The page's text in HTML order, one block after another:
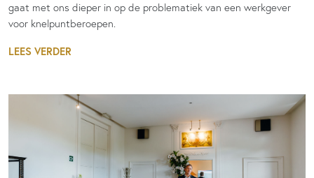
gaat met ons dieper in op de problematiek van een werkgever
voor knelpuntberoepen.
LEES VERDER